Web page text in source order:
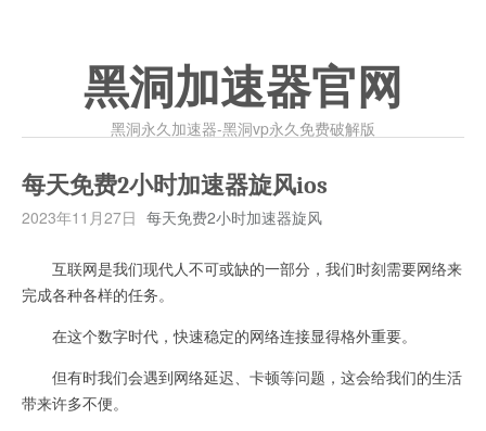
黑洞加速器官网
黑洞永久加速器-黑洞vp永久免费破解版
每天免费2小时加速器旋风ios
2023年11月27日 每天免费2小时加速器旋风
互联网是我们现代人不可或缺的一部分，我们时刻需要网络来
完成各种各样的任务。
在这个数字时代，快速稳定的网络连接显得格外重要。
但有时我们会遇到网络延迟、卡顿等问题，这会给我们的生活
带来许多不便。